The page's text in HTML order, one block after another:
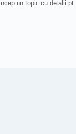
un topic cu detalii